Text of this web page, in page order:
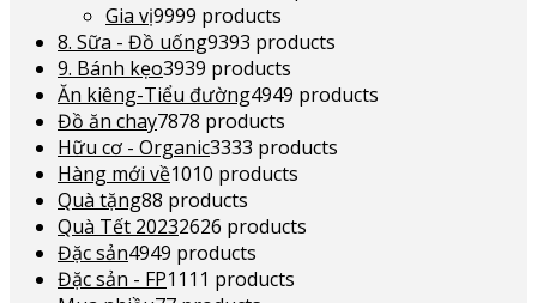
Gia vị9999 products
8. Sữa - Đồ uống9393 products
9. Bánh kẹo3939 products
Ăn kiêng-Tiểu đường4949 products
Đồ ăn chay7878 products
Hữu cơ - Organic3333 products
Hàng mới về1010 products
Quà tặng88 products
Quà Tết 20232626 products
Đặc sản4949 products
Đặc sản - FP11 11 products